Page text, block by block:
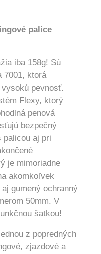
palice
iba 158g! Sú
7001, ktorá
pevnosť.
Flexy, ktorý
penová
bezpečný
palicou aj pri
je mimoriadne
akomkoľvek
gumený ochranný
50mm. V
šatkou!
z popredných
zjazdové a